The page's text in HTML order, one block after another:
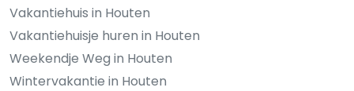
Vakantiehuis in Houten
Vakantiehuisje huren in Houten
Weekendje Weg in Houten
Wintervakantie in Houten